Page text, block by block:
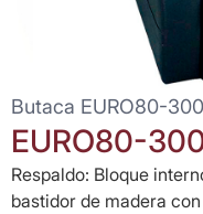
Butaca EURO80-300
EURO80-
Respaldo: Bloque
bastidor de madera